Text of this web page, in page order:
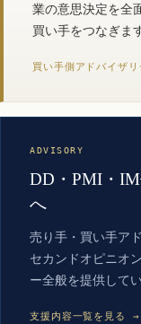
業の意思決定を全
買い手をつなぎま
買い手側アドバイザ
ADVISORY
DD・PMI・
へ
売り手・買い手ア
セカンドオピニオ
ー全般を提供してい
支援内容一覧を見る →